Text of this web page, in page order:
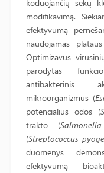
koduojančių sekų
modifikavimą.
efektyvumą
naudojamas
Optimizavus
parodytas
antibakterinis
mikroorganizmus (
potencialius odos (
trakto (
(Streptococcus
duomenys
efektyvumą